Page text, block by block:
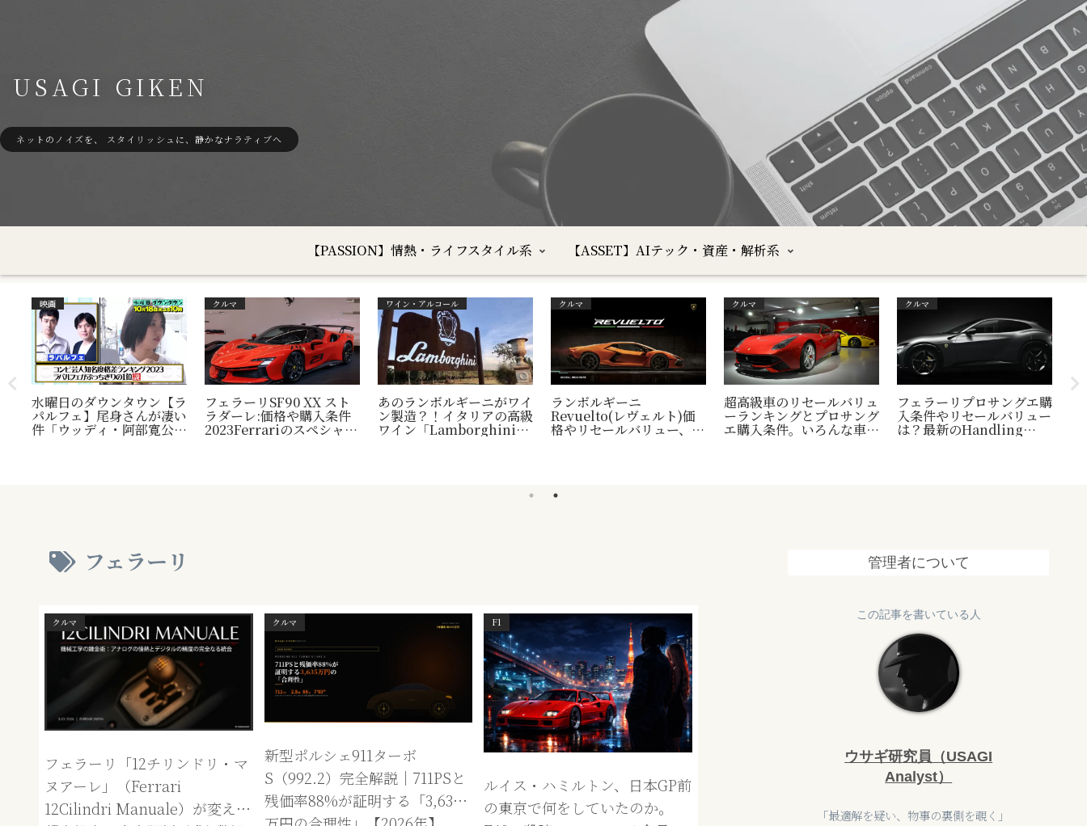
USAGI GIKEN
ネットのノイズを、 スタイリッシュに、静かなナラティブへ
【PASSION】情熱・ライフスタイル系 【ASSET】AIテック・資産・解析系
映画
水曜日のダウンタウン【ラ
パルフェ】尾身さんが凄い
件「ウッディ・阿部寛公
クルマ
フェラーリSF90 XX スト
ラダーレ:価格や購入条件
2023Ferrariのスペシャル
ワイン・アルコール
あのランボルギーニがワイ
ン製造？！イタリアの高級
ワイン「Lamborghini」
クルマ
ランボルギーニ
Revuelto(レヴェルト)価
格やリセールバリュー、納
クルマ
超高級車のリセールバリュ
ーランキングとプロサング
エ購入条件。いろんな車の
クルマ
フェラーリプロサングエ購
入条件やリセールバリュー
は？最新のHandling
フェラーリ
クルマ
フェラーリ「12チリンドリ・マ
ヌアーレ」（Ferrari
12Cilindri Manuale）が変える
クルマ
新型ポルシェ911ターボ
S（992.2）完全解説｜711PSと
残価率88%が証明する「3,635
F1
ルイス・ハミルトン、日本GP前
の東京で何をしていたのか。
管理者について
この記事を書いている人
ウサギ研究員（USAGI
Analyst）
「最適解を疑い、物事の裏側を覗く」